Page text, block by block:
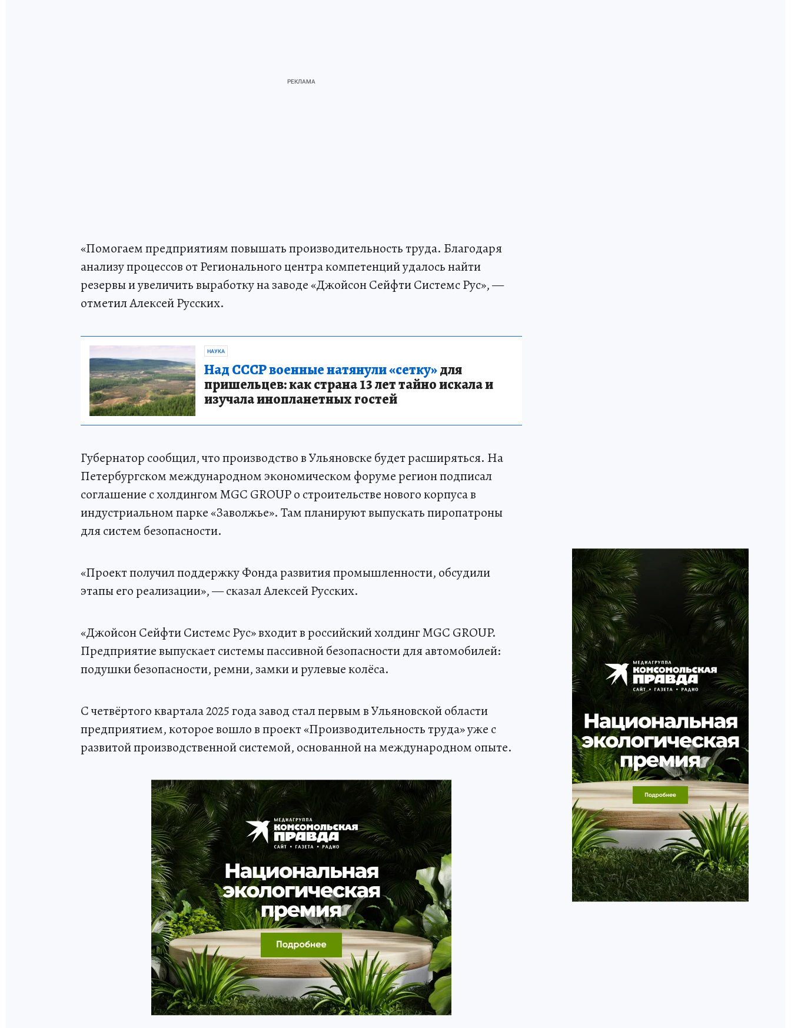
«Помогаем предприятиям повышать производительность труда. Благодаря
анализу процессов от Регионального центра компетенций удалось найти
резервы и увеличить выработку на заводе «Джойсон Сейфти Системс Рус», —
отметил Алексей Русских.
НАУКА
Над СССР военные натянули «сетку»для
пришельцев: как страна 13 лет тайно искала и
изучала инопланетных гостей
Губернатор сообщил, что производство в Ульяновске будет расширяться. На
Петербургском международном экономическом форуме регион подписал
соглашение с холдингом MGC GROUP о строительстве нового корпуса в
индустриальном парке «Заволжье». Там планируют выпускать пиропатроны
для систем безопасности.
«Проект получил поддержку Фонда развития промышленности, обсудили
этапы его реализации», — сказал Алексей Русских.
«Джойсон Сейфти Системс Рус» входит в российский холдинг MGC GROUP.
Предприятие выпускает системы пассивной безопасности для автомобилей:
подушки безопасности, ремни, замки и рулевые колёса.
С четвёртого квартала 2025 года завод стал первым в Ульяновской области
предприятием, которое вошло в проект «Производительность труда» уже с
развитой производственной системой, основанной на международном опыте.